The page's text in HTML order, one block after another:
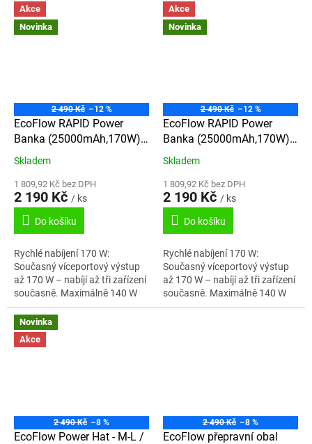
Úhlový konektor XT150 Délka:
52 cm...
rychlé, bezpečné a efektivní...
Akce
Novinka
2 490 Kč –12 %
EcoFlow RAPID Power
Banka (25000mAh,170W) -
černá
Skladem
1 809,92 Kč bez DPH
2 190 Kč / ks
Do košíku
Rychlé nabíjení 170 W:
Současný víceportový výstup
až 170 W – nabíjí až tři zařízení
současně. Maximálně 140 W
na port. Maximální vstupní
výkon 140 W: Powerbanku lze
nabít z 0...
Akce
Novinka
2 490 Kč –12 %
EcoFlow RAPID Power
Banka (25000mAh,170W) -
stříbrná
Skladem
1 809,92 Kč bez DPH
2 190 Kč / ks
Do košíku
Rychlé nabíjení 170 W:
Současný víceportový výstup
až 170 W – nabíjí až tři zařízení
současně. Maximálně 140 W
na port. Maximální vstupní
Novinka
Akce
2 490 Kč –8 %
EcoFlow Power Hat - M-L /
2 490 Kč –8 %
EcoFlow přepravní obal